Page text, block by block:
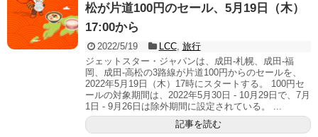
松が片道100円のセール、5月19日（木）
17:00から
2022/5/19 LCC, 旅行
ジェットスター・ジャパンは、成田-札幌、成田-福
岡、成田-高松の3路線が片道100円からのセールを、
2022年5月19日（木）17時にスタートする。 100円セ
ールの対象期間は、2022年5月30日 - 10月29日で、7月
1日 - 9月26日は除外期間に設定されている。 ...
記事を読む